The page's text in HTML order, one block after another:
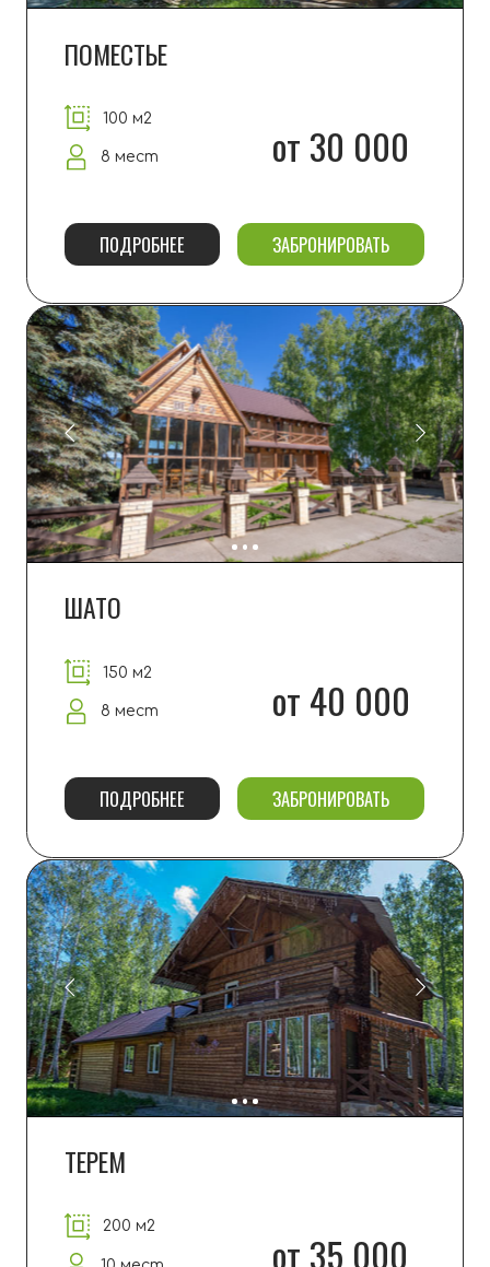
12 мест
ФАЗЕНДА
-20% в будни
от 45 000
280 м2
ЛАЧУГА
-20% в будни
от 45 000
12 мест
280 м2
ЗАБРОНИРОВАТЬ
ПОДРОБНЕЕ
ХИЖИНА